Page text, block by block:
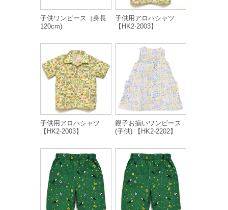
子供ワンピース（身長
120cm)
子供用アロハシャツ
【HK2-2003】
子供用アロハシャツ
【HK2-2003】
親子お揃いワンピース
(子供) 【HK2-2202】